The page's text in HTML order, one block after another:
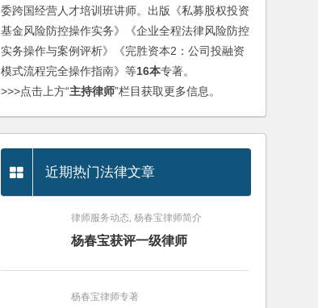
委跨国经营人才培训班讲师。出版《私募股权投资
基金风险防控操作实务》《企业全程法律风险防控
实务操作与案例评析》《完胜资本2：公司投融资
模式流程完全操作指南》等16本专著。
>>>点击上方“主持律师”栏目获取更多信息。
近期热门法律文章
律师服务动态, 杨春宝律师简介
杨春宝获评一级律师
杨春宝律师专著